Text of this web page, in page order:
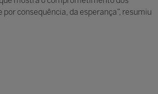
consequência, da esperança”, resumiu